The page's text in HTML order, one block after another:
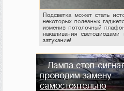
Подсветка может стать
некоторых полезных
изменив потолочный
накаливания светодиодами
затухание!
Лампа стоп-
проводим замену
самостоятельно